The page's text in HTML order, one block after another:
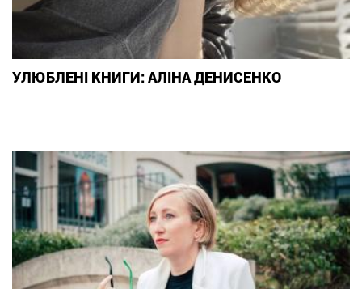
УЛЮБЛЕНІ КНИГИ: АЛІНА ДЕНИСЕНКО